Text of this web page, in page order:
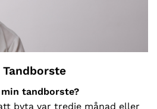
tandborste?
byta var tredje månad eller